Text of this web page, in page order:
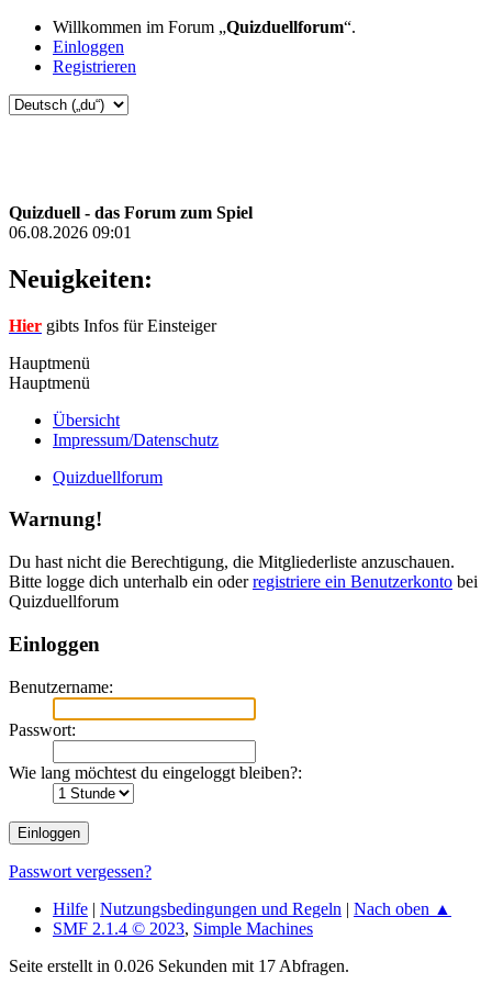
Willkommen im Forum „Quizduellforum“.
Einloggen
Registrieren
Quizduell - das Forum zum Spiel
06.08.2026 09:01
Neuigkeiten:
Hier gibts Infos für Einsteiger
Hauptmenü
Hauptmenü
Übersicht
Impressum/Datenschutz
Quizduellforum
Warnung!
Du hast nicht die Berechtigung, die Mitgliederliste anzuschauen.
Bitte logge dich unterhalb ein oderregistriere ein Benutzerkonto bei
Quizduellforum
Einloggen
Benutzername:
Passwort:
Wie lang möchtest du eingeloggt bleiben?:
Passwort vergessen?
Hilfe | Nutzungsbedingungen und Regeln | Nach oben ▲
SMF 2.1.4 © 2023, Simple Machines
Seite erstellt in 0.026 Sekunden mit 17 Abfragen.